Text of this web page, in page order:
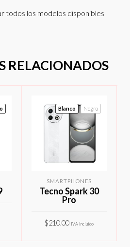
todos los modelos disponibles
RELACIONADOS
Blanco Negro
SMARTPHONES
Tecno Spark 30
Pro
$210.00 IVA Incluido